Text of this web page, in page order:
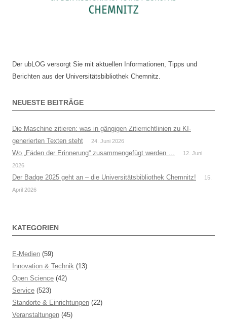
Der ubLOG versorgt Sie mit aktuellen Informationen, Tipps und
Berichten aus der Universitätsbibliothek Chemnitz.
NEUESTE BEITRÄGE
Die Maschine zitieren: was in gängigen Zitierrichtlinien zu KI-
generierten Texten steht
24. Juni 2026
Wo „Fäden der Erinnerung“ zusammengefügt werden …
12. Juni
2026
Der Badge 2025 geht an – die Universitätsbibliothek Chemnitz!
15.
April 2026
KATEGORIEN
E-Medien (59)
Innovation & Technik (13)
Open Science (42)
Service (523)
Standorte & Einrichtungen (22)
Veranstaltungen (45)